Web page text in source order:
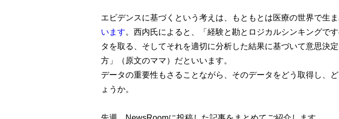
エビデンスに基づくという考えは、もともとは医療の世界で生ま
います。西内氏によると、「経験と勘とロジカルシンキングで
タを取る、そしてそれを適切に分析した結果に基づいて意思決
方」（原文のママ）だといいます。
データの重要性もさることながら、そのデータをどう取得し、
ょうか。